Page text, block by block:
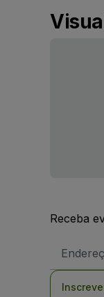
Receba
de